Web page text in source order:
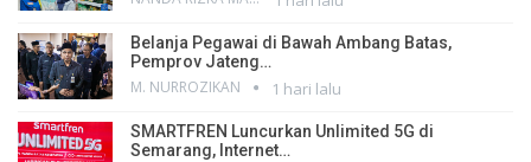
Belanja Pegawai di Bawah Ambang Batas,
Pemprov Jateng…
M. NURROZIKAN 1 hari lalu
SMARTFREN Luncurkan Unlimited 5G di
Semarang, Internet…